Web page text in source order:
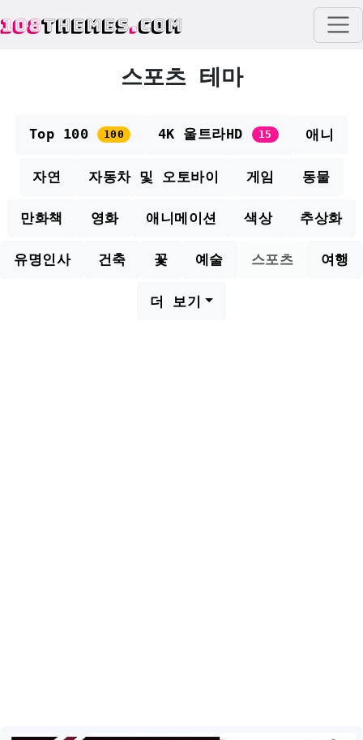
108THEMES.COM
스포츠 테마
Top 100 100 4K 울트라HD 15 애니
자연 자동차 및 오토바이 게임 동물
만화책 영화 애니메이션 색상 추상화
유명인사 건축 꽃 예술 스포츠 여행
더 보기